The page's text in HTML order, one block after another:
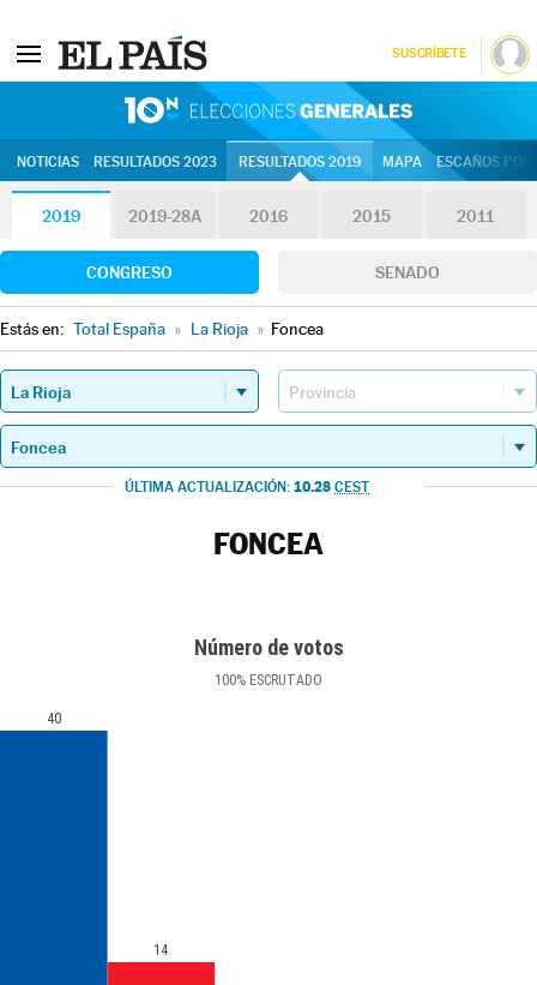
SUSCRÍBETE
NOTICIAS RESULTADOS 2023 RESULTADOS 2019 MAPA ESCAÑOS
2019 2019-28A 2016 2015 2011
CONGRESO SENADO
Estás en: Total España » La Rioja » Foncea
ÚLTIMA ACTUALIZACIÓN: 10.28 CEST
FONCEA
Número de votos
100% ESCRUTADO
40
14